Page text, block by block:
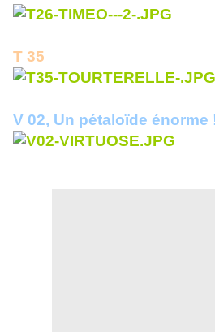
T 35
V 02, Un pétaloïde énorme